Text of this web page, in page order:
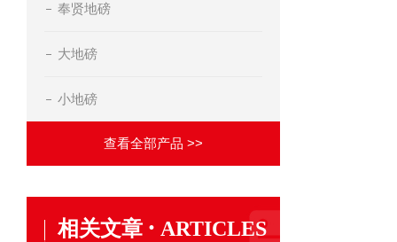
奉贤地磅
大地磅
小地磅
查看全部产品 >>
相关文章 · ARTICLES